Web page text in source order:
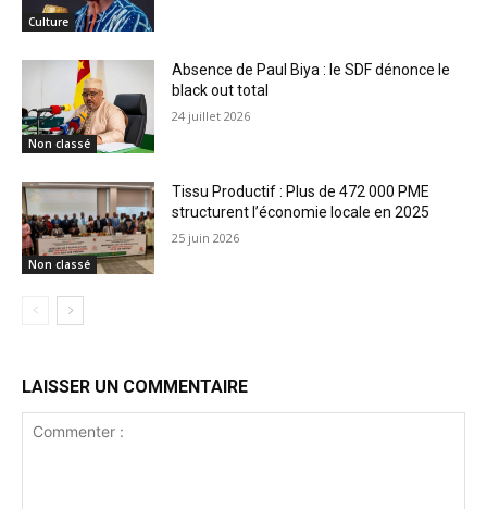
Culture
Non classé
Absence de Paul Biya : le SDF dénonce le
black out total
24 juillet 2026
Non classé
Tissu Productif : Plus de 472 000 PME
structurent l’économie locale en 2025
25 juin 2026
LAISSER UN COMMENTAIRE